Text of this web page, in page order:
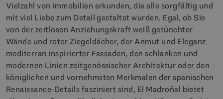
Vielzahl von Immobilien erkunden, die alle sorgfältig und
mit viel Liebe zum Detail gestaltet wurden. Egal, ob Sie
von der zeitlosen Anziehungskraft weiß getünchter
Wände und roter Ziegeldächer, der Anmut und Eleganz
mediterran inspirierter Fassaden, den schlanken und
modernen Linien zeitgenössischer Architektur oder den
königlichen und vornehmsten Merkmalen der spanischen
Renaissance-Details fasziniert sind, El Madroñal bietet